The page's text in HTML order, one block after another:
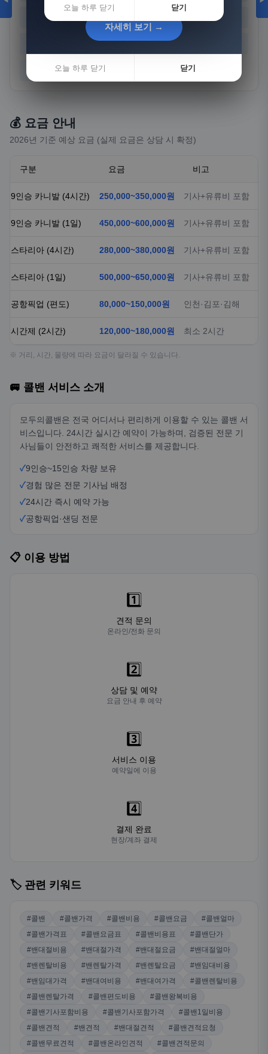
경기 충남
전남 경북
💰 요금 안내
2026년 기준 예상 요금 (실제 요금은 상담 시 확정)
구분 요금 비고
9인승 카니발 (4시간) 250,000~350,000원 기사+유류비 포함
9인승 카니발 (1일) 450,000~600,000원 기사+유류비 포함
스타리아 (4시간) 280,000~380,000원 기사+유류비 포함
스타리아 (1일) 500,000~650,000원 기사+유류비 포함
공항픽업 (편도) 80,000~150,000원 인천·김포·김해
시간제 (2시간) 120,000~180,000원 최소 2시간
※ 거리, 시간, 물량에 따라 요금이 달라질 수 있습니다.
🚐 콜밴 서비스 소개
모두의콜밴은 전국 어디서나 편리하게 이용할 수 있는 콜밴 서
비스입니다. 24시간 실시간 예약이 가능하며, 검증된 전문 기
사님들이 안전하고 쾌적한 서비스를 제공합니다.
✓9인승~15인승 차량 보유
✓경험 많은 전문 기사님 배정
✓24시간 즉시 예약 가능
✓공항픽업·샌딩 전문
📋 이용 방법
1️⃣
견적 문의
온라인/전화 문의
2️⃣
상담 및 예약
요금 안내 후 예약
3️⃣
서비스 이용
예약일에 이용
4️⃣
결제 완료
현장/계좌 결제
🏷️ 관련 키워드
#콜밴 #콜밴가격 #콜밴비용 #콜밴요금
#콜밴얼마
#콜밴가격표
#콜밴요금표 #콜밴비용표
#콜밴단가
#밴대절비용
#밴대절가격 #밴대절요금
#밴대절얼마
#밴렌탈비용
#밴렌탈가격 #밴렌탈요금
#밴임대비용
#밴임대가격
#밴대여비용 #밴대여가격
#콜밴렌탈비용
#콜밴렌탈가격
#콜밴편도비용
#콜밴왕복비용
#콜밴기사포함비용
#콜밴기사포함가격
#콜밴1일비용
#콜밴견적
#밴견적 #밴대절견적
#콜밴견적요청
#콜밴무료견적
#콜밴온라인견적
#콜밴견적문의
오늘 하루 닫기 닫기
자세히 보기 →
오늘 하루 닫기 닫기
자세히 보기 →
오늘 하루 닫기 닫기